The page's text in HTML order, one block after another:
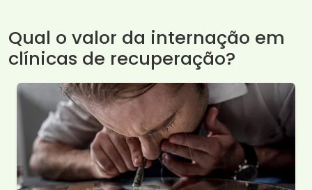
Qual o valor da internação em
clínicas de recuperação?